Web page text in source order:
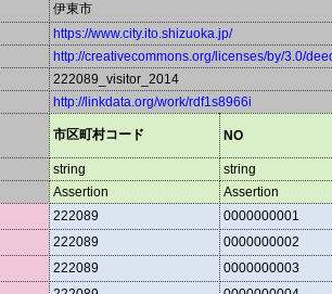
伊東市
https://www.city.ito.shizuoka.jp/
http://creativecommons.org/licenses/by/3.0/
222089_visitor_2014
http://linkdata.org/work/rdf1s8966i
市区町村コード NO
string
string
Assertion
Assertion
222089
0000000001
222089
0000000002
222089
0000000003